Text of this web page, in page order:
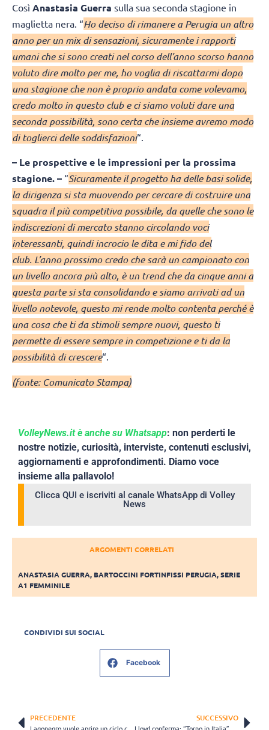
Così Anastasia Guerra sulla sua seconda stagione in
maglietta nera. “Ho deciso di rimanere a Perugia un altro
anno per un mix di sensazioni, sicuramente i rapporti
umani che si sono creati nel corso dell’anno scorso hanno
voluto dire molto per me, ho voglia di riscattarmi dopo
una stagione che non è proprio andata come volevamo,
credo molto in questo club e ci siamo voluti dare una
seconda possibilità, sono certa che insieme avremo modo
di toglierci delle soddisfazioni“.
– Le prospettive e le impressioni per la prossima
stagione. – “Sicuramente il progetto ha delle basi solide,
la dirigenza si sta muovendo per cercare di costruire una
squadra il più competitiva possibile, da quelle che sono le
indiscrezioni di mercato stanno circolando voci
interessanti, quindi incrocio le dita e mi fido del
club. L’anno prossimo credo che sarà un campionato con
un livello ancora più alto, è un trend che da cinque anni a
questa parte si sta consolidando e siamo arrivati ad un
livello notevole, questo mi rende molto contenta perché è
una cosa che ti da stimoli sempre nuovi, questo ti
permette di essere sempre in competizione e ti da la
possibilità di crescere“.
(fonte: Comunicato Stampa)
VolleyNews.it è anche su Whatsapp: non perderti le
nostre notizie, curiosità, interviste, contenuti esclusivi,
aggiornamenti e approfondimenti. Diamo voce
insieme alla pallavolo!
Clicca QUI e iscriviti al canale WhatsApp di Volley
News
ARGOMENTI CORRELATI
ANASTASIA GUERRA, BARTOCCINI FORTINFISSI PERUGIA,SERIE
A1 FEMMINILE
CONDIVIDI SUI SOCIAL
Facebook
PRECEDENTE SUCCESSIVO